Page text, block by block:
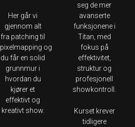
Her går vi
gjennom alt
fra patching til
pixelmapping og
du får en solid
grunnmur i
hvordan du
kjører et
effektivt og
kreativt show.
seg de mer
avanserte
funksjonene i
Titan, med
fokus på
effektivitet,
struktur og
profesjonell
showkontroll.
Kurset krever
tidligere